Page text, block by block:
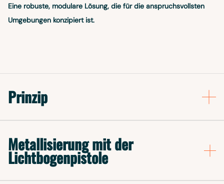
Eine robuste, modulare Lösung, die für die anspruchsvollsten
Umgebungen konzipiert ist.
Prinzip
Metallisierung mit der
Lichtbogenpistole